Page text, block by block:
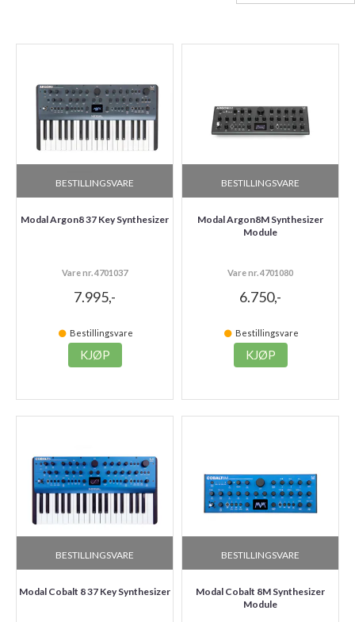
BESTILLINGSVARE
Modal Argon8 37 Key Synthesizer
Vare nr. 4701037
7.995,-
Bestillingsvare
KJØP
BESTILLINGSVARE
Modal Argon8M Synthesizer
Module
Vare nr. 4701080
6.750,-
Bestillingsvare
KJØP
BESTILLINGSVARE
Modal Cobalt 8 37 Key Synthesizer
BESTILLINGSVARE
Modal Cobalt 8M Synthesizer
Module